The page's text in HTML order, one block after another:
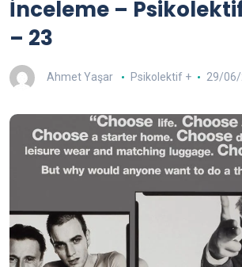
İnceleme – Psikolektif
– 23
Ahmet Yaşar Psikolektif + 29/